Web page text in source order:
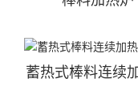
蓄热式棒料连续